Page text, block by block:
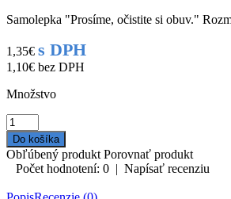
Samolepka "Prosíme, očistite si obuv."
1,35€ s DPH
1,10€ bez DPH
Množstvo
Obľúbený produkt Porovnať produkt
Počet hodnotení: 0 | Napísať recenziu